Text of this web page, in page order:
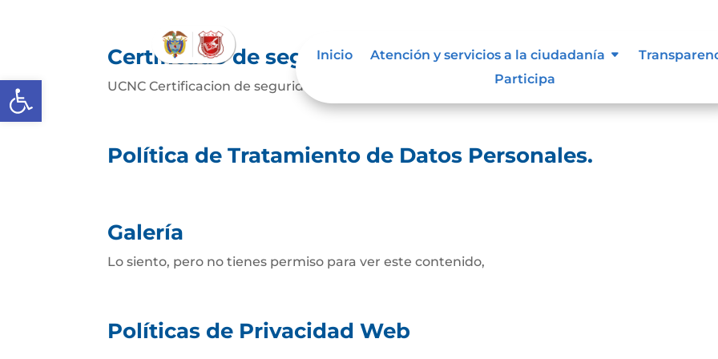
Abrir barra de herramientas
Inicio Atención y servicios a la ciudadanía
Participa
Certificado de seguridad
UCNC Certificacion de seguridad (1)Descarga
Política de Tratamiento de Datos Personales.
Galería
Lo siento, pero no tienes permiso para ver este contenido,
Políticas de Privacidad Web